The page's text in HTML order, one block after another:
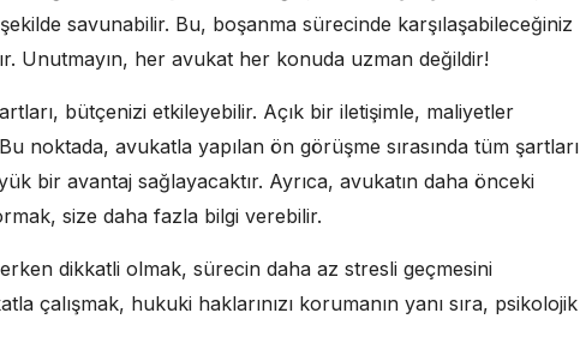
savunabilir. Bu, boşanma sürecinde karşılaşabileceğiniz
Unutmayın, her avukat her konuda uzman değildir!
bütçenizi etkileyebilir. Açık bir iletişimle, maliyetler
noktada, avukatla yapılan ön görüşme sırasında tüm şartları
bir avantaj sağlayacaktır. Ayrıca, avukatın daha önceki
size daha fazla bilgi verebilir.
dikkatli olmak, sürecin daha az stresli geçmesini
çalışmak, hukuki haklarınızı korumanın yanı sıra, psikolojik